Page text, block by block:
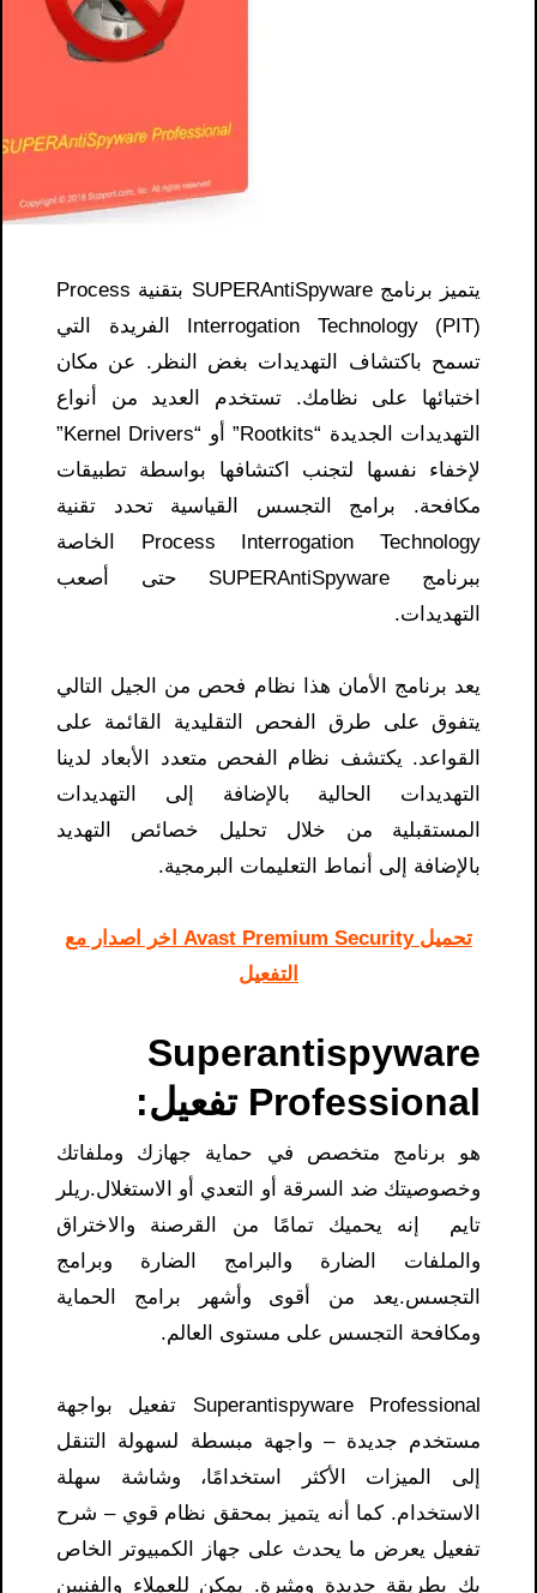
يتميز برنامج SUPERAntiSpyware بتقنية Process
Interrogation Technology (PIT) الفريدة التي
تسمح باكتشاف التهديدات بغض النظر. عن مكان
اختبائها على نظامك. تستخدم العديد من أنواع
التهديدات الجديدة “Rootkits” أو “Kernel Drivers”
لإخفاء نفسها لتجنب اكتشافها بواسطة تطبيقات
مكافحة. برامج التجسس القياسية تحدد تقنية
Process Interrogation Technology الخاصة
ببرنامج SUPERAntiSpyware حتى أصعب
التهديدات.
يعد برنامج الأمان هذا نظام فحص من الجيل التالي
يتفوق على طرق الفحص التقليدية القائمة على
القواعد. يكتشف نظام الفحص متعدد الأبعاد لدينا
التهديدات الحالية بالإضافة إلى التهديدات
المستقبلية من خلال تحليل خصائص التهديد
بالإضافة إلى أنماط التعليمات البرمجية.
تحميل Avast Premium Security اخر اصدار مع
التفعيل
Superantispyware
Professional تفعيل:
هو برنامج متخصص في حماية جهازك وملفاتك
وخصوصيتك ضد السرقة أو التعدي أو الاستغلال.ريلر
تايم
إنه يحميك تمامًا من القرصنة والاختراق
والملفات الضارة والبرامج الضارة وبرامج
التجسس.يعد من أقوى وأشهر برامج الحماية
ومكافحة التجسس على مستوى العالم.
Superantispyware Professional تفعيل بواجهة
مستخدم جديدة – واجهة مبسطة لسهولة التنقل
إلى الميزات الأكثر استخدامًا، وشاشة سهلة
الاستخدام. كما أنه يتميز بمحقق نظام قوي – شرح
تفعيل يعرض ما يحدث على جهاز الكمبيوتر الخاص
بك بطريقة جديدة ومثيرة. يمكن للعملاء والفنيين